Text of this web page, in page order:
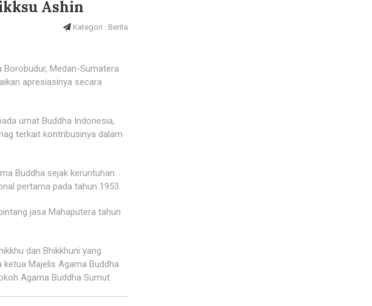
Ashin
Kategori : Berita
Borobudur, Medan-Sumatera
apresiasinya secara
umat Buddha Indonesia,
terkait kontribusinya dalam
Buddha sejak keruntuhan
pertama pada tahun 1953.
jasa Mahaputera tahun
dan Bhikkhuni yang
Majelis Agama Buddha
Agama Buddha Sumut.